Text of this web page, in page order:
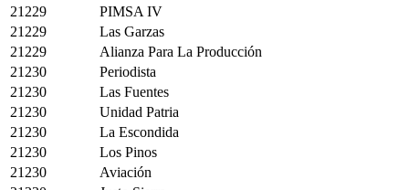
21229
PIMSA IV
21229
Las Garzas
21229
Alianza Para La Producción
21230
Periodista
21230
Las Fuentes
21230
Unidad Patria
21230
La Escondida
21230
Los Pinos
21230
Aviación